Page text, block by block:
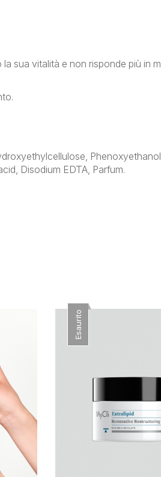
sua vitalità e non risponde più in
Phenoxyethanol,
Disodium EDTA, Parfum.
Esaurito